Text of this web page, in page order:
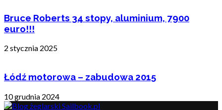
Bruce Roberts 34 stopy, aluminium, 7900
euro!!!
2 stycznia 2025
Łódź motorowa – zabudowa 2015
10 grudnia 2024